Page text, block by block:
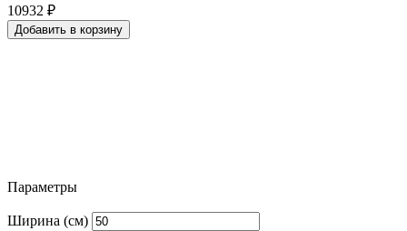
10932 ₽
Добавить в корзину
Параметры
Ширина (см)